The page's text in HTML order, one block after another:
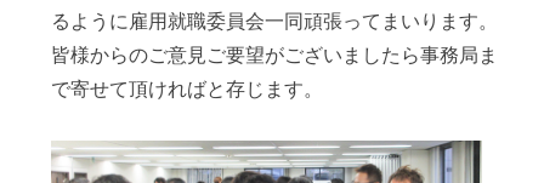
るように雇用就職委員会一同頑張ってまいります。
皆様からのご意見ご要望がございましたら事務局ま
で寄せて頂ければと存じます。